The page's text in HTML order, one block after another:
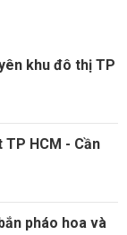
khu đô thị TP
HCM - Cần
pháo hoa và